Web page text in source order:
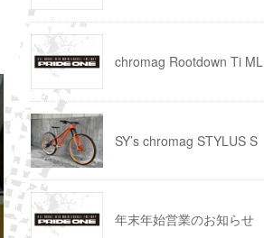
chromag Rootdown Ti ML
SY’s chromag STYLUS S
年末年始営業のお知らせ